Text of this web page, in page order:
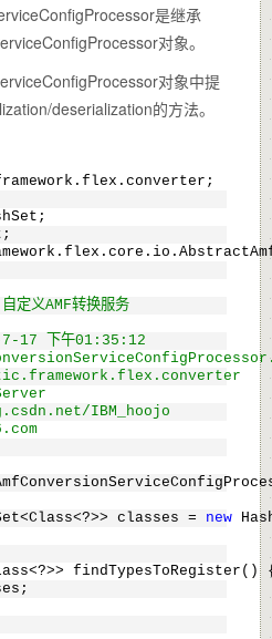
是继承
对象。
对象中提
deserialization的方法。
义AMF转换服务
17 下午01:35:12
IBM_hoojo
classes = new
findTypesToRegister()